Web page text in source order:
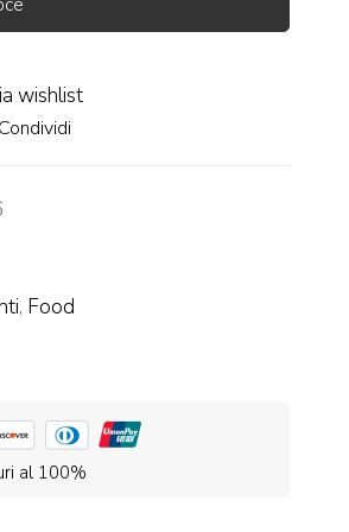
wishlist
Condividi
, Food
al 100%